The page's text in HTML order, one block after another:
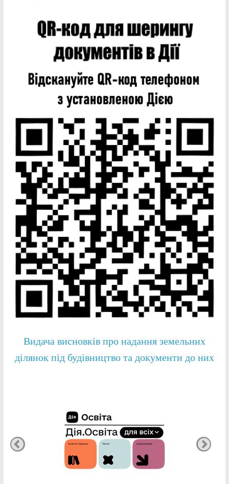
Видача висновків про надання земельних
ділянок під будівництво та документи до них